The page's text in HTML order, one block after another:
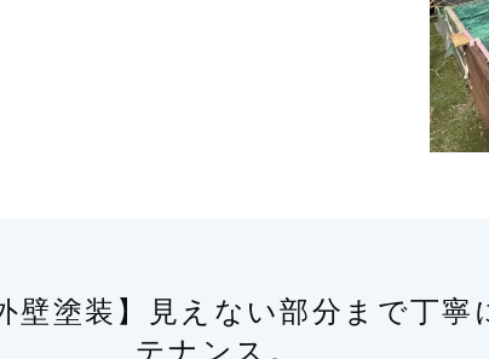
壁塗装】見えない部分まで丁
テナンス。